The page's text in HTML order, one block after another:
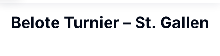
Belote Turnier – St. Gallen